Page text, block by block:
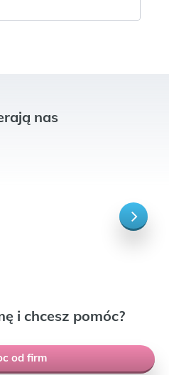
nas
i chcesz pomóc?
od firm